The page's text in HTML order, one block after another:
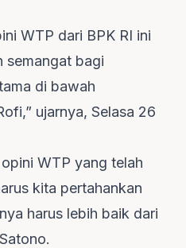
WTP dari BPK RI ini
semangat bagi
di bawah
ujarnya, Selasa 26
WTP yang telah
kita pertahankan
harus lebih baik dari